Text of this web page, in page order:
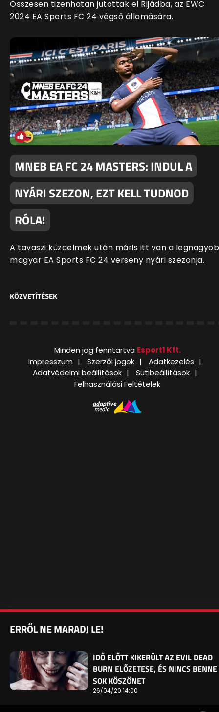
Összesen tizenhatan jutottak el Rijádba, az EWC
2024 EA Sports FC 24 végső állomására.
MNEB EA FC 24 MASTERS: INDUL A
NYÁRI SZEZON, EZT KELL TUDNOD
RÓLA!
A tavaszi küzdelmek után máris itt van a
magyar EA Sports FC 24 verseny nyári szezonja.
KÖZVETÍTÉSEK
Minden jog fenntartva Esport1 Kft.
Impresszum
Szerzői jogok
Adatkezelés
Adatvédelmi beállítások
Sütibeállítások
Felhasználási Feltételek
ERRŐL NE MARADJ LE!
IDŐ ELŐTT KIKERÜLT AZ EVIL DEAD
BURN ELŐZETESE, ÉS NINCS BENNE
SOK KÖSZÖNET
26/04/20 14:00